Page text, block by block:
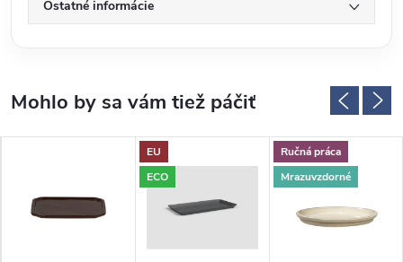
Ostatné informácie
EU
ECO
Ručná práca
Mrazuvzdorné